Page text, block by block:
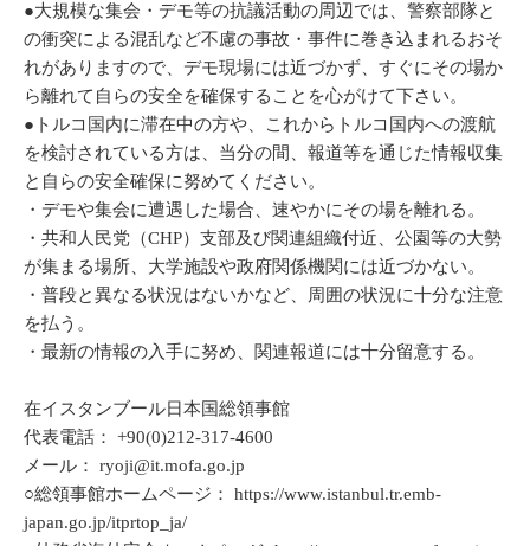
●大規模な集会・デモ等の抗議活動の周辺では、警察部隊と
の衝突による混乱など不慮の事故・事件に巻き込まれるおそ
れがありますので、デモ現場には近づかず、すぐにその場か
ら離れて自らの安全を確保することを心がけて下さい。
●トルコ国内に滞在中の方や、これからトルコ国内への渡航
を検討されている方は、当分の間、報道等を通じた情報収集
と自らの安全確保に努めてください。
・デモや集会に遭遇した場合、速やかにその場を離れる。
・共和人民党（CHP）支部及び関連組織付近、公園等の大勢
が集まる場所、大学施設や政府関係機関には近づかない。
・普段と異なる状況はないかなど、周囲の状況に十分な注意
を払う。
・最新の情報の入手に努め、関連報道には十分留意する。
在イスタンブール日本国総領事館
代表電話： +90(0)212-317-4600
メール： ryoji@it.mofa.go.jp
○総領事館ホームページ： https://www.istanbul.tr.emb-
japan.go.jp/itprtop_ja/